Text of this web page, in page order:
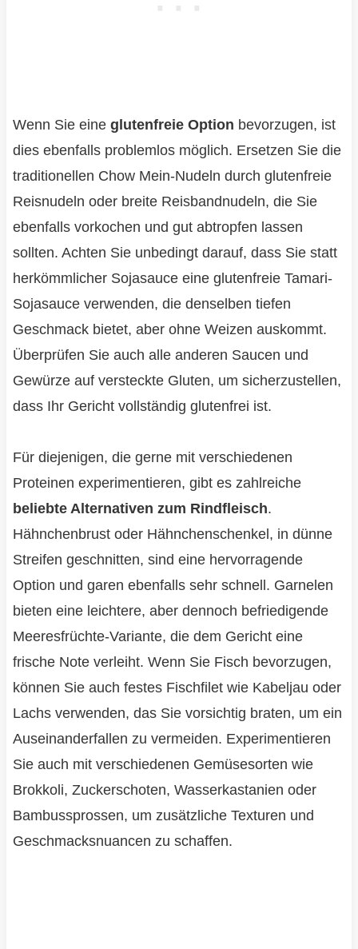
Wenn Sie eine glutenfreie Option bevorzugen, ist
dies ebenfalls problemlos möglich. Ersetzen Sie die
traditionellen Chow Mein-Nudeln durch glutenfreie
Reisnudeln oder breite Reisbandnudeln, die Sie
ebenfalls vorkochen und gut abtropfen lassen
sollten. Achten Sie unbedingt darauf, dass Sie statt
herkömmlicher Sojasauce eine glutenfreie Tamari-
Sojasauce verwenden, die denselben tiefen
Geschmack bietet, aber ohne Weizen auskommt.
Überprüfen Sie auch alle anderen Saucen und
Gewürze auf versteckte Gluten, um sicherzustellen,
dass Ihr Gericht vollständig glutenfrei ist.
Für diejenigen, die gerne mit verschiedenen
Proteinen experimentieren, gibt es zahlreiche
beliebte Alternativen zum Rindfleisch.
Hähnchenbrust oder Hähnchenschenkel, in dünne
Streifen geschnitten, sind eine hervorragende
Option und garen ebenfalls sehr schnell. Garnelen
bieten eine leichtere, aber dennoch befriedigende
Meeresfrüchte-Variante, die dem Gericht eine
frische Note verleiht. Wenn Sie Fisch bevorzugen,
können Sie auch festes Fischfilet wie Kabeljau oder
Lachs verwenden, das Sie vorsichtig braten, um ein
Auseinanderfallen zu vermeiden. Experimentieren
Sie auch mit verschiedenen Gemüsesorten wie
Brokkoli, Zuckerschoten, Wasserkastanien oder
Bambussprossen, um zusätzliche Texturen und
Geschmacksnuancen zu schaffen.